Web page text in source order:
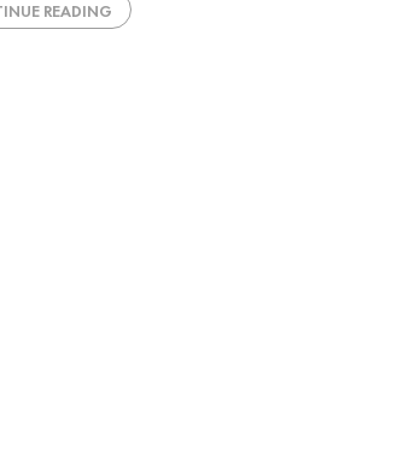
READING